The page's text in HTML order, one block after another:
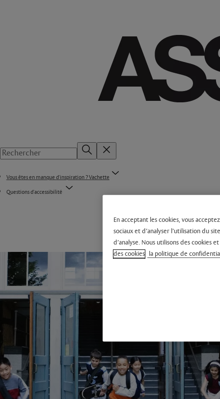
Vous êtes en manque d'inspiration ? Vachette
Questions d'accessibilité
En acceptant les cookies, vous
sociaux et d’analyser l’utilisation du
d’analyse. Nous utilisons des cookies
des cookies la politique de